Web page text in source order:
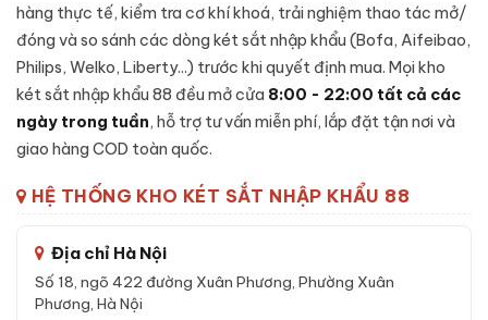
hãng:
Thép đúc đặc 2 lớp - cánh 10mm, thân 6mm
5 chốt khóa thép không gỉ Ø32mm
Bản lề chìm giấu kín chống cạy phá
Lớp cách nhiệt chống cháy chuyên dụng
Chân két bọc cao su chống trượt, có lỗ cố định
Thông số riêng LB79-S11-PRO:
thước 79×54×44 cm, màu Đồng Đỏ.
hàng thực tế, kiểm tra cơ khí khoá, trải nghiệm thao tác mở/
đóng và so sánh các dòng két sắt nhập khẩu (Bofa, Aifeibao,
Philips, Welko, Liberty...) trước khi quyết định mua. Mọi kho
két sắt nhập khẩu 88 đều mở cửa 8:00 - 22:00 tất cả các
ngày trong tuần, hỗ trợ tư vấn miễn phí, lắp đặt tận nơi và
giao hàng COD toàn quốc.
HỆ THỐNG KHO KÉT SẮT NHẬP KHẨU 88
Địa chỉ Hà Nội
Số 18, ngõ 422 đường Xuân Phương, Phường Xuân
Phương, Hà Nội